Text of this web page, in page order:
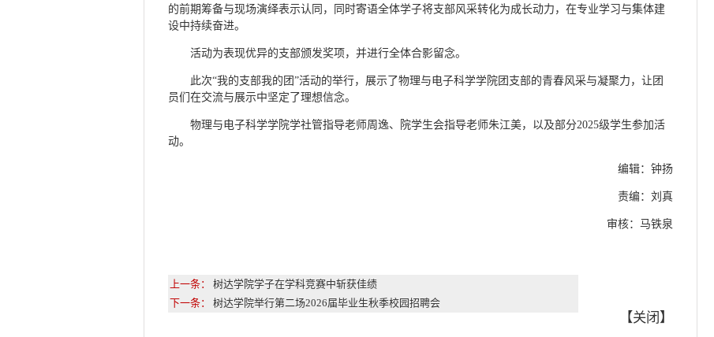
的前期筹备与现场演绎表示认同，同时寄语全体学子将支部风采转化为成长动力，在专业学习与集体建
设中持续奋进。
活动为表现优异的支部颁发奖项，并进行全体合影留念。
此次“我的支部我的团”活动的举行，展示了物理与电子科学学院团支部的青春风采与凝聚力，让团
员们在交流与展示中坚定了理想信念。
物理与电子科学学院学社管指导老师周逸、院学生会指导老师朱江美，以及部分2025级学生参加活
动。
编辑：钟扬
责编：刘真
审核：马铁泉
上一条： 树达学院学子在学科竞赛中斩获佳绩
下一条： 树达学院举行第二场2026届毕业生秋季校园招聘会
【关闭 】